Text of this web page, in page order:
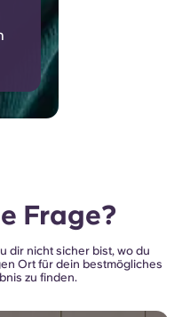
Frage?
dir nicht sicher bist, wo du
Ort für dein bestmögliches
zu finden.